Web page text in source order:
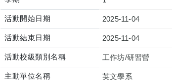
活動開始日期 2025-11-04
活動結束日期 2025-11-04
活動校級類別名稱 工作坊/研習營
主動單位名稱 英文學系